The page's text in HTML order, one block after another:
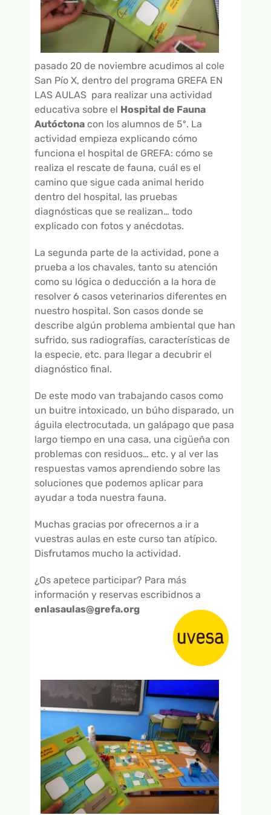
GALERÍA DE VÍDEOS
pasado 20 de noviembre acudimos al cole
San Pío X, dentro del programa GREFA EN
LAS AULAS para realizar una actividad
educativa sobre el Hospital de Fauna
Autóctona con los alumnos de 5º. La
actividad empieza explicando cómo
funciona el hospital de GREFA: cómo se
realiza el rescate de fauna, cuál es el
camino que sigue cada animal herido
dentro del hospital, las pruebas
diagnósticas que se realizan… todo
explicado con fotos y anécdotas.
La segunda parte de la actividad, pone a
prueba a los chavales, tanto su atención
como su lógica o deducción a la hora de
resolver 6 casos veterinarios diferentes en
nuestro hospital. Son casos donde se
describe algún problema ambiental que han
sufrido, sus radiografías, características de
la especie, etc. para llegar a decubrir el
diagnóstico final.
De este modo van trabajando casos como
un buitre intoxicado, un búho disparado, un
águila electrocutada, un galápago que pasa
largo tiempo en una casa, una cigüeña con
problemas con residuos… etc. y al ver las
respuestas vamos aprendiendo sobre las
soluciones que podemos aplicar para
ayudar a toda nuestra fauna.
Muchas gracias por ofrecernos a ir a
vuestras aulas en este curso tan atípico.
Disfrutamos mucho la actividad.
¿Os apetece participar? Para más
información y reservas escribidnos a
enlasaulas@grefa.org